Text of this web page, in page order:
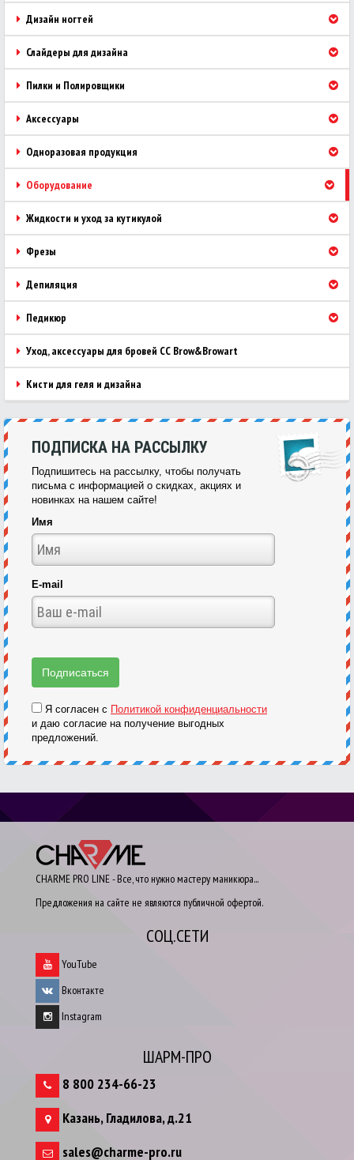
Дизайн ногтей
Слайдеры для дизайна
Пилки и Полировщики
Аксессуары
Одноразовая продукция
Оборудование
Жидкости и уход за кутикулой
Фрезы
Депиляция
Педикюр
Уход, аксессуары для бровей CC Brow&Browart
Кисти для геля и дизайна
ПОДПИСКА НА РАССЫЛКУ
Подпишитесь на рассылку, чтобы получать
письма с информацией о скидках, акциях и
новинках на нашем сайте!
Имя
E-mail
Я согласен с Политикой конфиденциальности
и даю согласие на получение выгодных
предложений.
CHARME PRO LINE - Все, что нужно мастеру маникюра...
Предложения на сайте не являются публичной офертой.
СОЦ.СЕТИ
YouTube
Вконтакте
Instagram
ШАРМ-ПРО
8 800 234-66-23
Казань,Гладилова, д.21
sales@charme-pro.ru